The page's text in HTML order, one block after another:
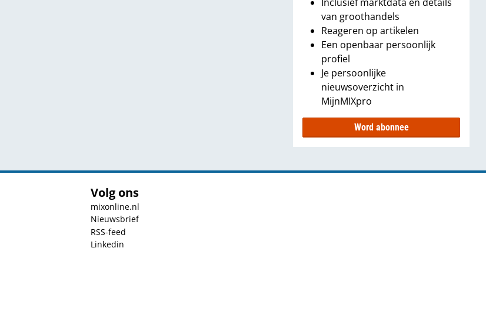
van groothandels
Reageren op artikelen
Een openbaar persoonlijk
profiel
Je persoonlijke
nieuwsoverzicht in
MijnMIXpro
Word abonnee
Volg ons
mixonline.nl
Nieuwsbrief
RSS-feed
Linkedin